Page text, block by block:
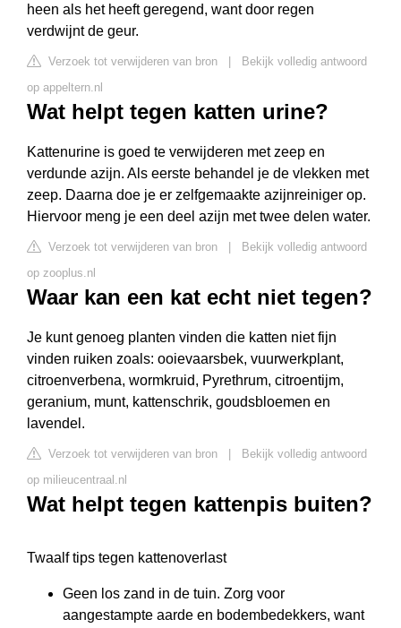
heen als het heeft geregend, want door regen
verdwijnt de geur.
Verzoek tot verwijderen van bron
Bekijk volledig antwoord
op appeltern.nl
Wat helpt tegen katten urine?
Kattenurine is goed te verwijderen met zeep en
verdunde azijn. Als eerste behandel je de vlekken met
zeep. Daarna doe je er zelfgemaakte azijnreiniger op.
Hiervoor meng je een deel azijn met twee delen water.
Verzoek tot verwijderen van bron
Bekijk volledig antwoord
op zooplus.nl
Waar kan een kat echt niet tegen?
Je kunt genoeg planten vinden die katten niet fijn
vinden ruiken zoals: ooievaarsbek, vuurwerkplant,
citroenverbena, wormkruid, Pyrethrum, citroentijm,
geranium, munt, kattenschrik, goudsbloemen en
lavendel.
Verzoek tot verwijderen van bron
Bekijk volledig antwoord
op milieucentraal.nl
Wat helpt tegen kattenpis buiten?
Twaalf tips tegen kattenoverlast
Geen los zand in de tuin. Zorg voor
aangestampte aarde en bodembedekkers, want